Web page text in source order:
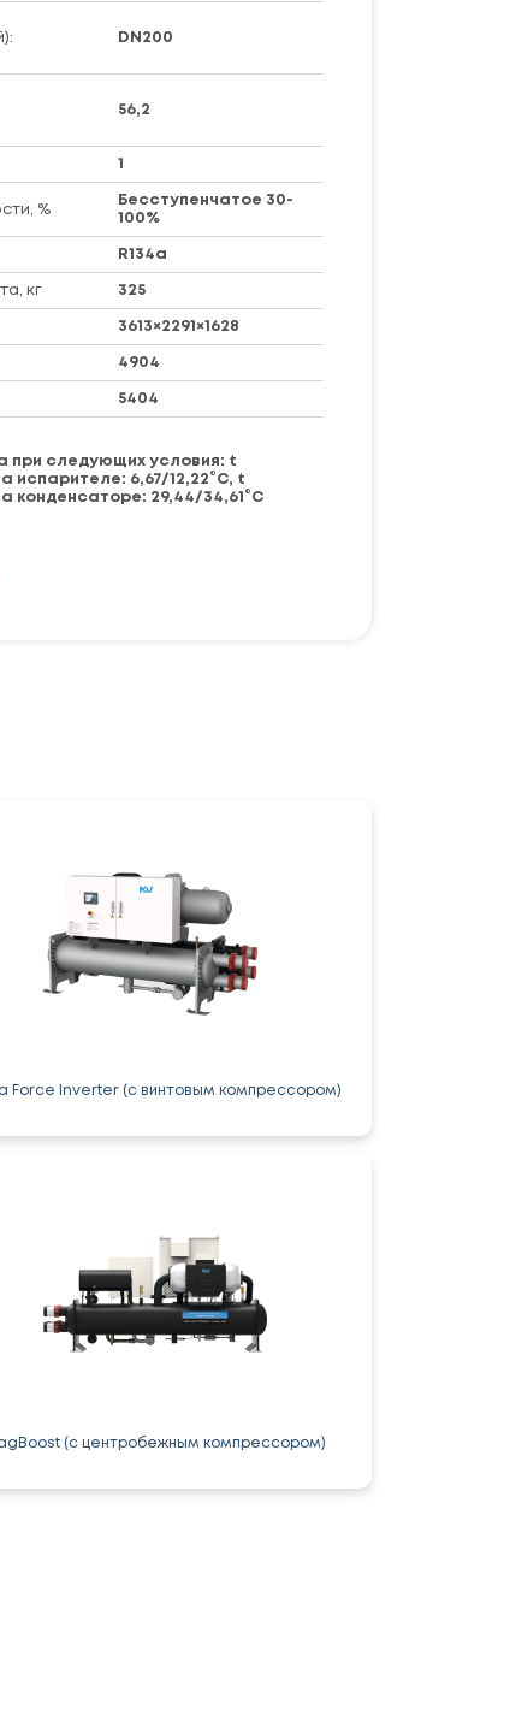
DN200
56,2
1
%
Бесступенчатое 30-
100%
R134a
кг 325
3613×2291×1628
4904
5404
при следующих условия: t
испарителе: 6,67/12,22°С, t
конденсаторе: 29,44/34,61°С
Force Inverter (с винтовым компрессором)
(с центробежным компрессором)